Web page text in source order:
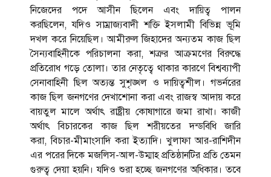
নিজেদের পদে আসীন ছিলেন এবং দায়িত্ব পালন
করছিলেন, যদিও সাম্রাজ্যবাদী শক্তি ইসলামী বিভিন্ন ভূমি
দখল করে নিয়েছিল। আমীরুল জিহাদের অন্যতম কাজ ছিল
সৈন্যবাহিনীকে পরিচালনা করা, শত্রুর আক্রমণের বিরুদ্ধে
প্রতিরোধ গড়ে তোলা। তার নেতৃত্বে থাকার কারণে বিশ্বব্যাপী
সেনাবাহিনী ছিল অত্যন্ত সুশৃঙ্খল ও দায়িত্বশীল। গভর্নরের
কাজ ছিল জনগণের দেখাশোনা করা এবং রাজস্ব আদায় করে
বায়তুল মালে অর্থাৎ রাষ্ট্রীয় কোষাগারে জমা রাখা। কাজী
অর্থাৎ বিচারকের কাজ ছিল শরীয়তের দন্ডবিধি জারি
করা, বিচার-মীমাংসাদি করা ইত্যাদি। খুলাফা আর-রাশিদীন
এর পরের দিকে মজলিস-আল-উম্মাহ প্রতিষ্ঠানটির প্রতি তেমন
গুরুত্ব দেয়া হয়নি। যদিও শুরা হচ্ছে জনগণের অধিকার। তবে